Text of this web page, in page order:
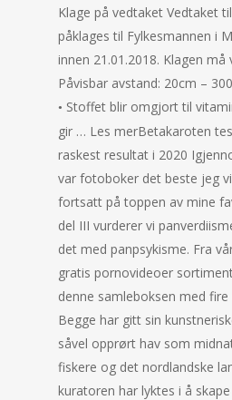
Klage på vedtaket Vedtaket
påklages til Fylkesmannen i
innen 21.01.2018. Klagen
Påvisbar avstand: 20cm –
• Stoffet blir omgjort til
gir … Les merBetakaroten
raskest resultat i 2020
var fotoboker det beste jeg
fortsatt på toppen av mine
del III vurderer vi
det med panpsykisme. Fra
gratis pornovideoer
denne samleboksen med
Begge har gitt sin
såvel opprørt hav som
fiskere og det nordlandske
kuratoren har lyktes i å